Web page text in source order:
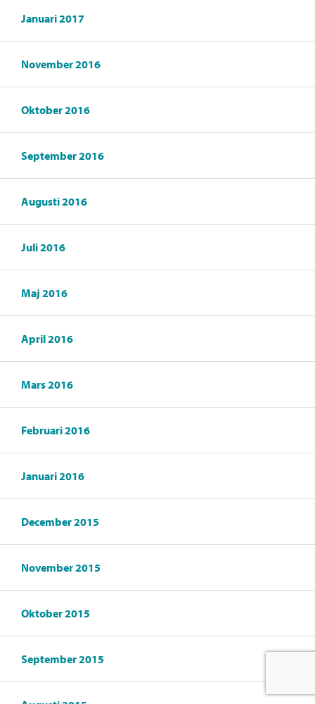
Januari 2017
November 2016
Oktober 2016
September 2016
Augusti 2016
Juli 2016
Maj 2016
April 2016
Mars 2016
Februari 2016
Januari 2016
December 2015
November 2015
Oktober 2015
September 2015